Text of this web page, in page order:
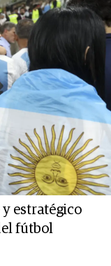
y estratégico
fútbol